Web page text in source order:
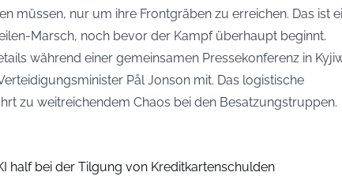
müssen, nur um ihre Frontgräben zu erreichen. Das ist
Marsch, noch bevor der Kampf überhaupt beginnt.
während einer gemeinsamen Pressekonferenz in
Pål Jonson mit. Das logistische
zu weitreichendem Chaos bei den Besatzungstruppen.
half bei der Tilgung von Kreditkartenschulden